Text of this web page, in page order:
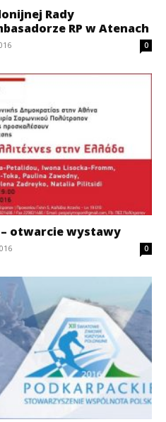
Rady
RP w Atenach
0
otwarcie wystawy
0